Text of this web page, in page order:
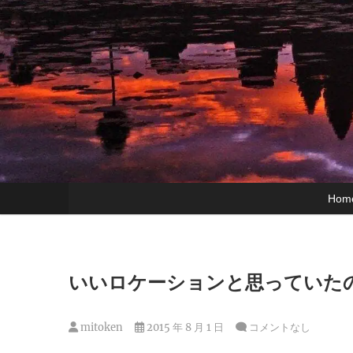
いいロケーションと思っていた
mitoken 2015 年 8 月 1 日 コメントなし